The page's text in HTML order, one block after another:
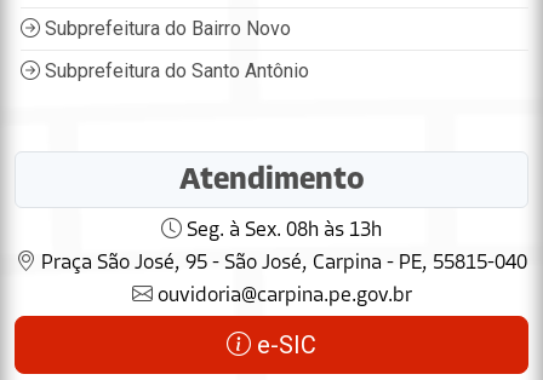
Subprefeitura do Bairro Novo
Subprefeitura do Santo Antônio
Atendimento
Seg. à Sex. 08h às 13h
Praça São José, 95 - São José, Carpina - PE, 55815-040
ouvidoria@carpina.pe.gov.br
e-SIC